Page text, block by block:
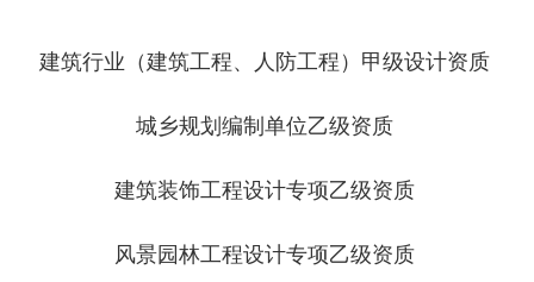
建筑行业（建筑工程、人防工程）甲级设计资质
城乡规划编制单位乙级资质
建筑装饰工程设计专项乙级资质
风景园林工程设计专项乙级资质